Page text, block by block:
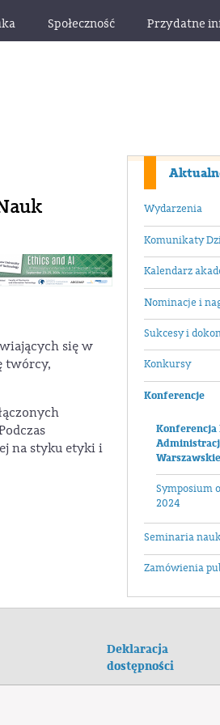
Społeczność Przydatne
Wydarzenia
Komunikaty
Kalendarz
Nominacje i
Sukcesy i
Konkursy
Konferencje
Konferencja
Symposium
2024
Seminaria
Zamówienia
się w
twórcy,
na styku etyki i
Deklaracja
dostępności